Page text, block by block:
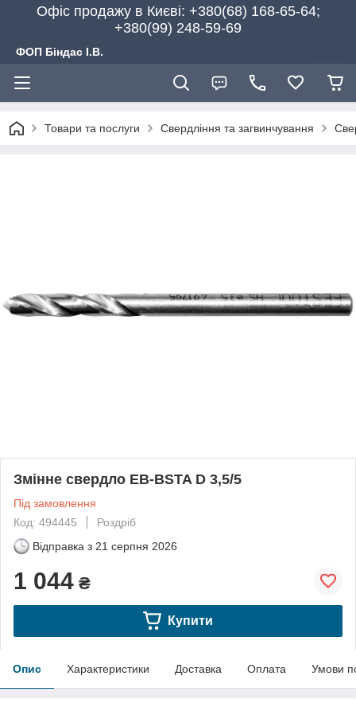
Офіс продажу в Києві: +380(68) 168-65-64;
+380(99) 248-59-69
ФОП Біндас І.В.
Товари та послуги Свердління та загвинчування
Змінне свердло EB-BSTA D 3,5/5
Під замовлення
Код: 494445
Роздріб
Відправка з 21 серпня 2026
1 044 ₴
Купити
Опис Характеристики Доставка Оплата Умови